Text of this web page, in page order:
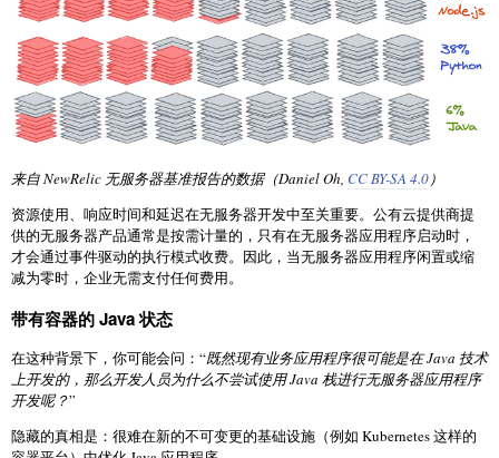
来自 NewRelic 无服务器基准报告的数据（Daniel Oh, CC BY-SA 4.0）
资源使用、响应时间和延迟在无服务器开发中至关重要。公有云提供商提
供的无服务器产品通常是按需计量的，只有在无服务器应用程序启动时，
才会通过事件驱动的执行模式收费。因此，当无服务器应用程序闲置或缩
减为零时，企业无需支付任何费用。
带有容器的 Java 状态
在这种背景下，你可能会问：“既然现有业务应用程序很可能是在 Java 技术
上开发的，那么开发人员为什么不尝试使用 Java 栈进行无服务器应用程序
开发呢？”
隐藏的真相是：很难在新的不可变更的基础设施（例如 Kubernetes 这样的